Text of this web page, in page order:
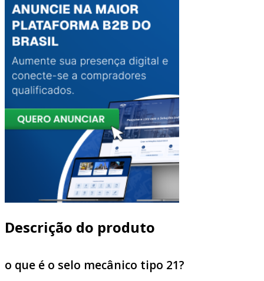
Descrição do produto
o que é o selo mecânico tipo 21?